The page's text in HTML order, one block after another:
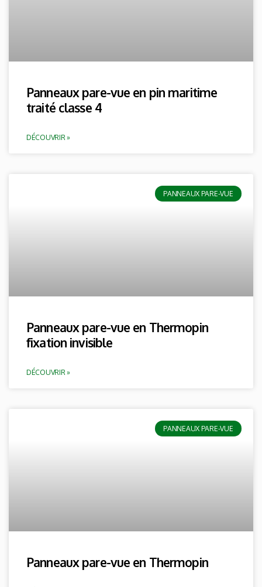
Panneaux pare-vue en pin maritime
traité classe 4
DÉCOUVRIR »
PANNEAUX PARE-VUE
Panneaux pare-vue en Thermopin
fixation invisible
DÉCOUVRIR »
PANNEAUX PARE-VUE
Panneaux pare-vue en Thermopin